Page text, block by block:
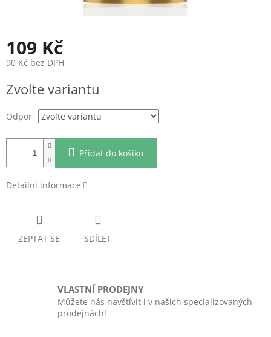
109 Kč
90 Kč bez DPH
cena:
Zvolte variantu
Odpor
Přidat do košíku
Detailní informace
ZEPTAT SE SDÍLET
VLASTNÍ PRODEJNY
Můžete nás navštívit i v našich specializovaných
prodejnách!